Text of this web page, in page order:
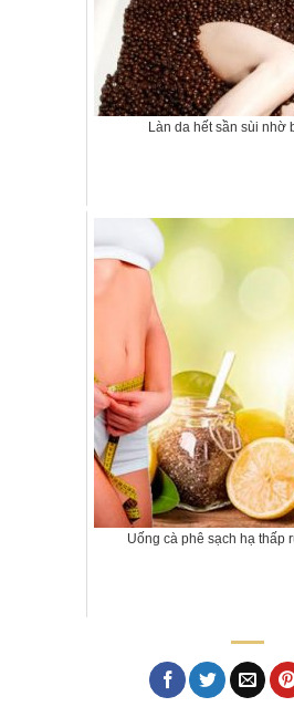
Làn da hết sần sùi nhờ
Uống cà phê sạch hạ thấp